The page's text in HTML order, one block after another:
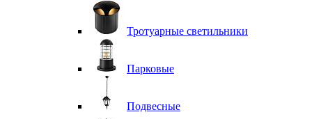
Тротуарные светильники
Парковые
Подвесные